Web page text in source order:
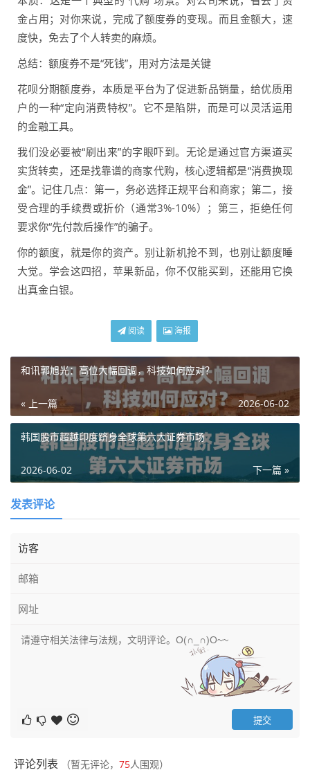
金占用；对你来说，完成了额度券的变现。而且金额大，速
度快，免去了个人转卖的麻烦。
总结：额度券不是“死钱”，用对方法是关键
花呗分期额度券，本质是平台为了促进新品销量，给优质用
户的一种“定向消费特权”。它不是陷阱，而是可以灵活运用
的金融工具。
我们没必要被“刷出来”的字眼吓到。无论是通过官方渠道买
实货转卖，还是找靠谱的商家代购，核心逻辑都是“消费换现
金”。记住几点：第一，务必选择正规平台和商家；第二，接
受合理的手续费或折价（通常3%-10%）；第三，拒绝任何
要求你“先付款后操作”的骗子。
你的额度，就是你的资产。别让新机抢不到，也别让额度睡
大觉。学会这四招，苹果新品，你不仅能买到，还能用它换
出真金白银。
阅读 海报
和讯郭旭光：高位大幅回调，科技如何应对？
« 上一篇 2026-06-02
韩国股市超越印度跻身全球第六大证券市场
下一篇 »
2026-06-02
发表评论
评论列表 （暂无评论， 75人围观）